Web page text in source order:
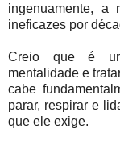
ingenuamente, a
ineficazes por
Creio que é
mentalidade e
cabe
parar, respirar e
que ele exige.